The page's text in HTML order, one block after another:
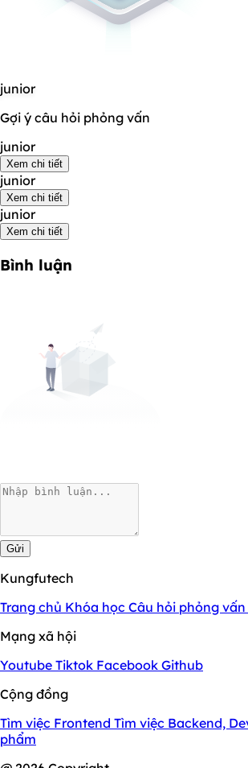
junior
Gợi ý câu hỏi phỏng vấn
junior
Xem chi tiết
junior
Xem chi tiết
junior
Xem chi tiết
Bình luận
Gửi
Kungfutech
Trang chủ Khóa học Câu hỏi phỏng vấn
Mạng xã hội
Youtube Tiktok Facebook Github
Cộng đồng
Tìm việc Frontend Tìm việc Backend,
phẩm